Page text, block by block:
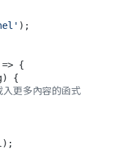
);
{
) {
更多內容的函式